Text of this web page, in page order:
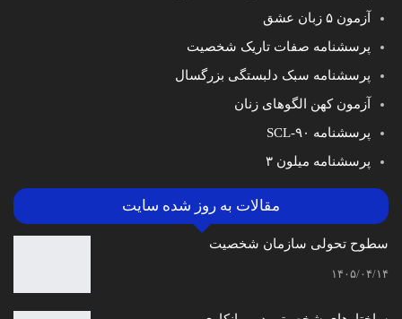
آزمون ۵ زبان عشق
پرسشنامه صفات تاریک شخصیت
پرسشنامه سبک دلبستگی بزرگسال
آزمون کهن الگوهای زنان
پرسشنامه SCL-۹۰
پرسشنامه میلون ۳
مقالات به روز شده سایت
سطوح تحولی سازمان‌ شخصیت
۱۴۰۵/۰۴/۱۴